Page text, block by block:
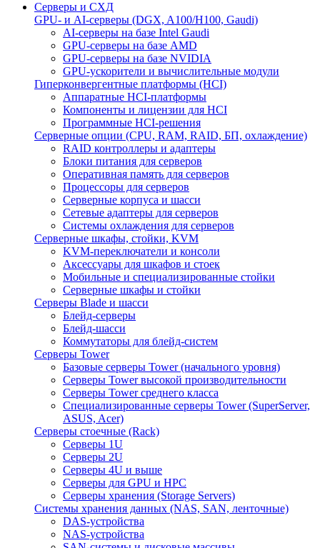
Серверы и СХД
GPU- и AI-серверы (DGX, A100/H100, Gaudi)
AI-серверы на базе Intel Gaudi
GPU-серверы на базе AMD
GPU-серверы на базе NVIDIA
GPU-ускорители и вычислительные модули
Гиперконвергентные платформы (HCI)
Аппаратные HCI-платформы
Компоненты и лицензии для HCI
Программные HCI-решения
Серверные опции (CPU, RAM, RAID, БП, охлаждение)
RAID контроллеры и адаптеры
Блоки питания для серверов
Оперативная память для серверов
Процессоры для серверов
Серверные корпуса и шасси
Сетевые адаптеры для серверов
Системы охлаждения для серверов
Серверные шкафы, стойки, KVM
KVM-переключатели и консоли
Аксессуары для шкафов и стоек
Мобильные и специализированные стойки
Серверные шкафы и стойки
Серверы Blade и шасси
Блейд-серверы
Блейд-шасси
Коммутаторы для блейд-систем
Серверы Tower
Базовые серверы Tower (начального уровня)
Серверы Tower высокой производительности
Серверы Tower среднего класса
Специализированные серверы Tower (SuperServer,
ASUS, Acer)
Серверы стоечные (Rack)
Серверы 1U
Серверы 2U
Серверы 4U и выше
Серверы для GPU и HPC
Серверы хранения (Storage Servers)
Системы хранения данных (NAS, SAN, ленточные)
DAS-устройства
NAS-устройства